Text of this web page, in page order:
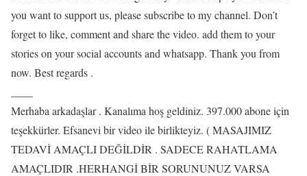
you want to support us, please subscribe to my channel. Don’t
forget to like, comment and share the video. add them to your
stories on your social accounts and whatsapp. Thank you from
now. Best regards .
Merhaba arkadaşlar . Kanalıma hoş geldiniz. 397.000 abone için
teşekkürler. Efsanevi bir video ile birlikteyiz. ( MASAJIMIZ
TEDAVİ AMAÇLI DEĞİLDİR . SADECE RAHATLAMA
AMAÇLIDIR .HERHANGİ BİR SORUNUNUZ VARSA